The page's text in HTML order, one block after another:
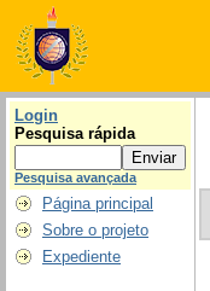
Login
Pesquisa rápida
Pesquisa avançada
Página principal
Sobre o projeto
Expediente